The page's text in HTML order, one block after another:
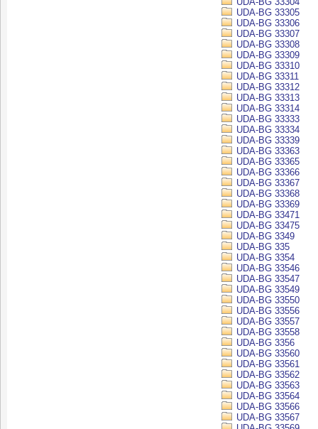
UDA-BG 33305
UDA-BG 33306
UDA-BG 33307
UDA-BG 33308
UDA-BG 33309
UDA-BG 33310
UDA-BG 33311
UDA-BG 33312
UDA-BG 33313
UDA-BG 33314
UDA-BG 33333
UDA-BG 33334
UDA-BG 33339
UDA-BG 33363
UDA-BG 33365
UDA-BG 33366
UDA-BG 33367
UDA-BG 33368
UDA-BG 33369
UDA-BG 33471
UDA-BG 33475
UDA-BG 3349
UDA-BG 335
UDA-BG 3354
UDA-BG 33546
UDA-BG 33547
UDA-BG 33549
UDA-BG 33550
UDA-BG 33556
UDA-BG 33557
UDA-BG 33558
UDA-BG 3356
UDA-BG 33560
UDA-BG 33561
UDA-BG 33562
UDA-BG 33563
UDA-BG 33564
UDA-BG 33566
UDA-BG 33567